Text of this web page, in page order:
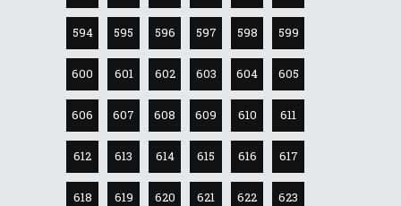
594 595 596 597 598 599
600 601 602 603 604 605
606 607 608 609 610 611
612 613 614 615 616 617
618 619 620 621 622 623